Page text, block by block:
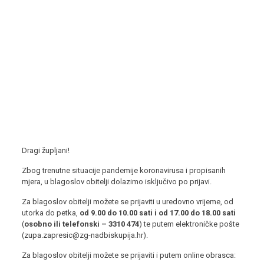
Dragi župljani!
Zbog trenutne situacije pandemije koronavirusa i propisanih
mjera, u blagoslov obitelji dolazimo isključivo po prijavi.
Za blagoslov obitelji možete se prijaviti u uredovno vrijeme, od
utorka do petka, od 9.00 do 10.00 sati i od 17.00 do 18.00 sati
(osobno ili telefonski – 3310 474) te putem elektroničke pošte
(zupa.zapresic@zg-nadbiskupija.hr).
Za blagoslov obitelji možete se prijaviti i putem online obrasca: